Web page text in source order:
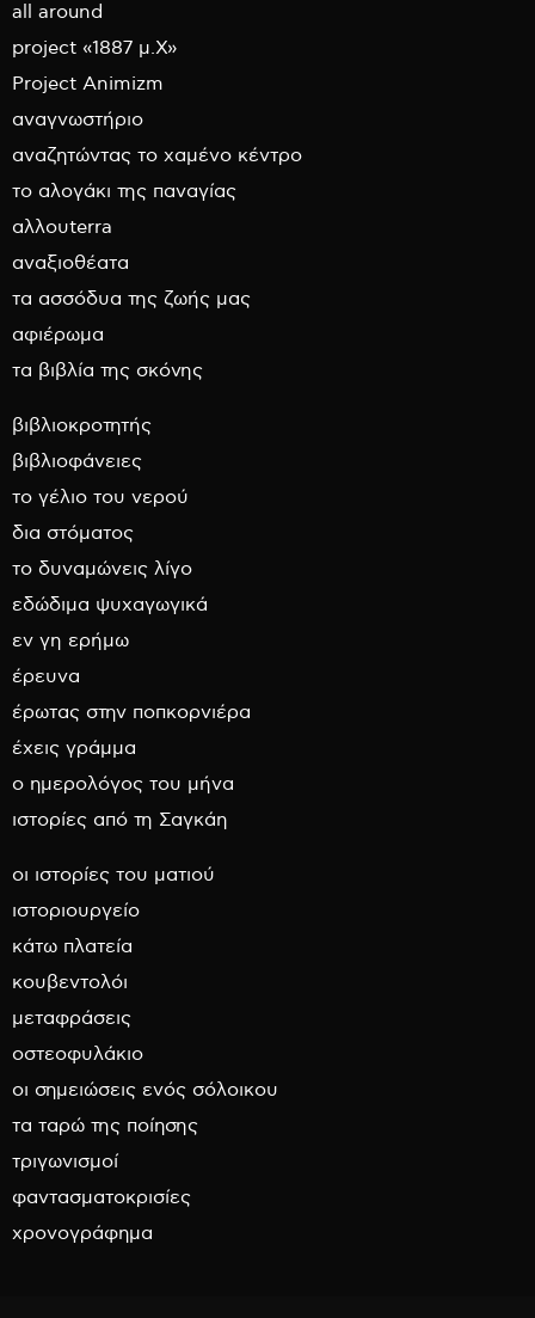
all around
project «1887 μ.Χ»
Project Animizm
αναγνωστήριο
αναζητώντας το χαμένο κέντρο
το αλογάκι της παναγίας
αλλουterra
αναξιοθέατα
τα ασσόδυα της ζωής μας
αφιέρωμα
τα βιβλία της σκόνης
βιβλιοκροτητής
βιβλιοφάνειες
το γέλιο του νερού
δια στόματος
το δυναμώνεις λίγο
εδώδιμα ψυχαγωγικά
εν γη ερήμω
έρευνα
έρωτας στην ποπκορνιέρα
έχεις γράμμα
ο ημερολόγος του μήνα
ιστορίες από τη Σαγκάη
οι ιστορίες του ματιού
ιστοριουργείο
κάτω πλατεία
κουβεντολόι
μεταφράσεις
οστεοφυλάκιο
οι σημειώσεις ενός σόλοικου
τα ταρώ της ποίησης
τριγωνισμοί
φαντασματοκρισίες
χρονογράφημα